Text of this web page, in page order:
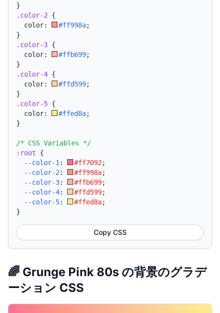
}
.color-2 {
  color:
#ff998a;
}
.color-3 {
  color:
#ffb699;
}
.color-4 {
  color:
#ffd599;
}
.color-5 {
  color:
#ffed8a;
}
/* CSS Variables */
:root {
--color-1 : #ff7092 ;
--color-2 : #ff998a;
--color-3: #ffb699;
--color-4: #ffd599;
--color-5: #ffed8a;
}
Copy CSS
🌈 Grunge Pink 80s の背景のグラデ
ーション CSS